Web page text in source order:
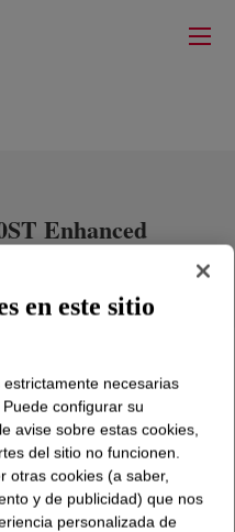
Enhanced
en este sitio
necesarias
configurar su
avise sobre estas cookies,
del sitio no funcionen.
otras cookies (a saber,
y de publicidad) que nos
personalizada de